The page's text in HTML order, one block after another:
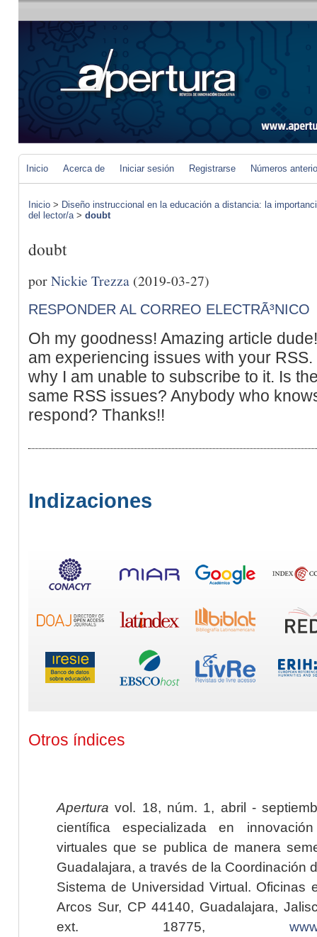
Inicio Acerca de Iniciar sesión Registrarse Números
Inicio > Diseño instruccional en la educación a distancia: la
del lector/a> doubt
doubt
porNickie Trezza (2019-03-27)
RESPONDER AL CORREO ELECTRÃ³NICO
Oh my goodness! Amazing article
am experiencing issues with your RSS.
why I am unable to subscribe to it. Is
same RSS issues? Anybody who
respond? Thanks!!
Indizaciones
Otros índices
Apertura vol. 18, núm. 1, abril -
científica especializada en
virtuales que se publica de manera
Guadalajara, a través de la Coordinación
Sistema de Universidad Virtual. Oficinas
Arcos Sur, CP 44140, Guadalajara,
ext. 18775,